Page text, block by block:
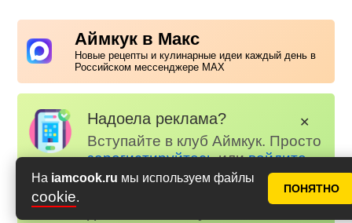
На iamcook.ru мы используем файлы
cookie.
ПОНЯТНО
Аймкук в Макс
Новые рецепты и кулинарные идеи каждый день в
Российском мессенджере MAX
Надоела реклама?
Вступайте в клуб Аймкук. Просто
зарегистируйтесьиливойдите
на наш сайт через Яндекс или
✕